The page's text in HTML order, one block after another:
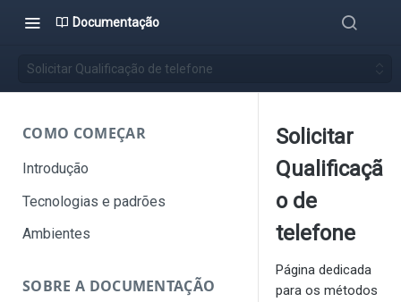
Documentação
Solicitar Qualificação de telefone
COMO COMEÇAR
Introdução
Tecnologias e padrões
Ambientes
SOBRE A DOCUMENTAÇÃO
Solicitar
Qualificaçã
o de
telefone
Página dedicada
para os métodos